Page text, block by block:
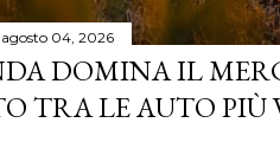
agosto 04, 2026
DOMINA IL
TRA LE AUTO